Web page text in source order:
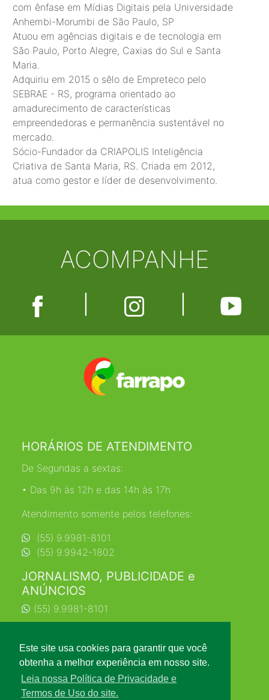
Este site usa cookies para garantir que você
obtenha a melhor experiência em nosso site.
Leia nossa Política de Privacidade e
Termos de Uso do site.
com ênfase em Mídias Digitais pela Universidade
Anhembi-Morumbi de São Paulo, SP
Atuou em agências digitais e de tecnologia em
São Paulo, Porto Alegre, Caxias do Sul e Santa
Maria.
Adquiriu em 2015 o sêlo de Empreteco pelo
SEBRAE - RS, programa orientado ao
amadurecimento de características
empreendedoras e permanência sustentável no
mercado.
Sócio-Fundador da CRIAPOLIS Inteligência
Criativa de Santa Maria, RS. Criada em 2012,
atua como gestor e líder de desenvolvimento.
ACOMPANHE
HORÁRIOS DE ATENDIMENTO
De Segundas a sextas:
• Das 9h às 12h e das 14h às 17h
Atendimento somente pelos telefones:
(55) 9.9981-8101
(55) 9.9942-1802
JORNALISMO, PUBLICIDADE e
ANÚNCIOS
(55) 9.9981-8101